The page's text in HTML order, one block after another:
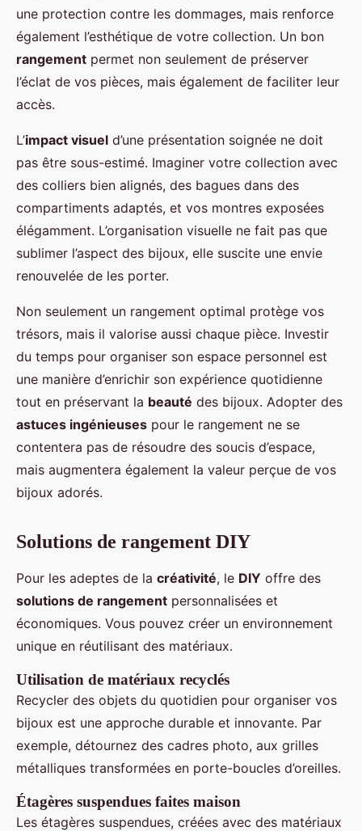
une protection contre les dommages, mais renforce
également l’esthétique de votre collection. Un bon
rangement permet non seulement de préserver
l’éclat de vos pièces, mais également de faciliter leur
accès.
L’impact visuel d’une présentation soignée ne doit
pas être sous-estimé. Imaginer votre collection avec
des colliers bien alignés, des bagues dans des
compartiments adaptés, et vos montres exposées
élégamment. L’organisation visuelle ne fait pas que
sublimer l’aspect des bijoux, elle suscite une envie
renouvelée de les porter.
Non seulement un rangement optimal protège vos
trésors, mais il valorise aussi chaque pièce. Investir
du temps pour organiser son espace personnel est
une manière d’enrichir son expérience quotidienne
tout en préservant la beauté des bijoux. Adopter des
astuces ingénieuses pour le rangement ne se
contentera pas de résoudre des soucis d’espace,
mais augmentera également la valeur perçue de vos
bijoux adorés.
Solutions de rangement DIY
Pour les adeptes de la créativité, le DIY offre des
solutions de rangement personnalisées et
économiques. Vous pouvez créer un environnement
unique en réutilisant des matériaux.
Utilisation de matériaux recyclés
Recycler des objets du quotidien pour organiser vos
bijoux est une approche durable et innovante. Par
exemple, détournez des cadres photo, aux grilles
métalliques transformées en porte-boucles d’oreilles.
Étagères suspendues faites maison
Les étagères suspendues, créées avec des matériaux